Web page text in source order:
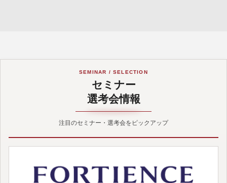
SEMINAR / SELECTION
セミナー
選考会情報
注目のセミナー・選考会をピックアップ